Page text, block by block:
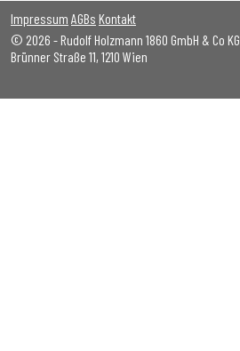
Impressum AGBs Kontakt
© 2026 - Rudolf Holzmann 1860 GmbH & Co KG
Brünner Straße 11, 1210 Wien